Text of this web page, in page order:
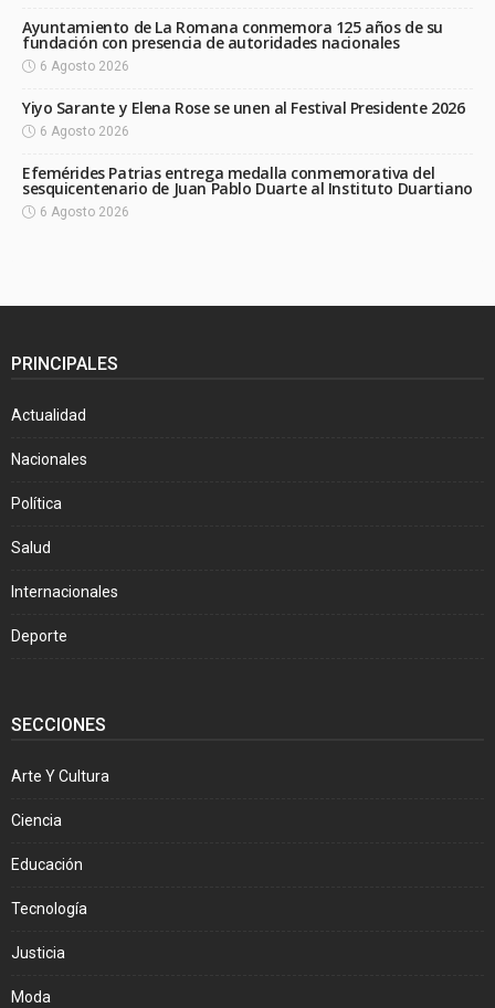
Ayuntamiento de La Romana conmemora 125 años de su
fundación con presencia de autoridades nacionales
6 Agosto 2026
Yiyo Sarante y Elena Rose se unen al Festival Presidente 2026
6 Agosto 2026
Efemérides Patrias entrega medalla conmemorativa del
sesquicentenario de Juan Pablo Duarte al Instituto Duartiano
6 Agosto 2026
PRINCIPALES
Actualidad
Nacionales
Política
Salud
Internacionales
Deporte
SECCIONES
Arte Y Cultura
Ciencia
Educación
Tecnología
Justicia
Moda